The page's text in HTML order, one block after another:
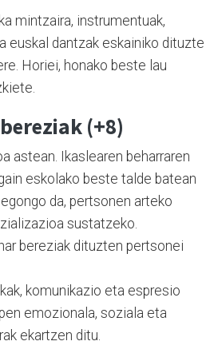
mintzaira, instrumentuak,
euskal dantzak eskainiko dituzte
Horiei, honako beste lau
(+8)
astean. Ikaslearen beharraren
eskolako beste talde batean
da, pertsonen arteko
sustatzeko.
bereziak dituzten pertsonei
komunikazio eta espresio
emozionala, soziala eta
ekartzen ditu.